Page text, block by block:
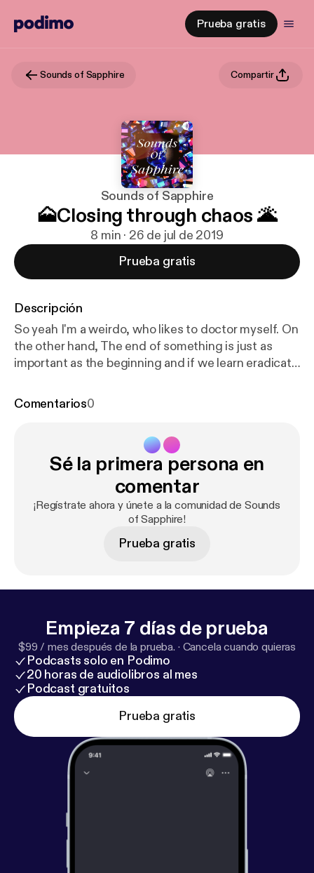
Prueba gratis
Sounds of Sapphire Compartir
Sounds of Sapphire
🗻Closing through chaos 🌋
8 min · 26 de jul de 2019
Prueba gratis
Descripción
So yeah I'm a weirdo, who likes to doctor myself. On
the other hand, The end of something is just as
important as the beginning and if we learn eradicate
we may just have a good present awaiting us 😉
Comentarios0
Sé la primera persona en
comentar
¡Regístrate ahora y únete a la comunidad de Sounds
of Sapphire!
Prueba gratis
Empieza 7 días de prueba
$99 / mes después de la prueba. · Cancela cuando quieras
Podcasts solo en Podimo
20 horas de audiolibros al mes
Podcast gratuitos
Prueba gratis